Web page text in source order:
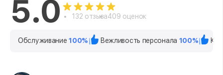
5.0 132 отзыва409 оценок
Обслуживание100% Вежливость персонала 100%